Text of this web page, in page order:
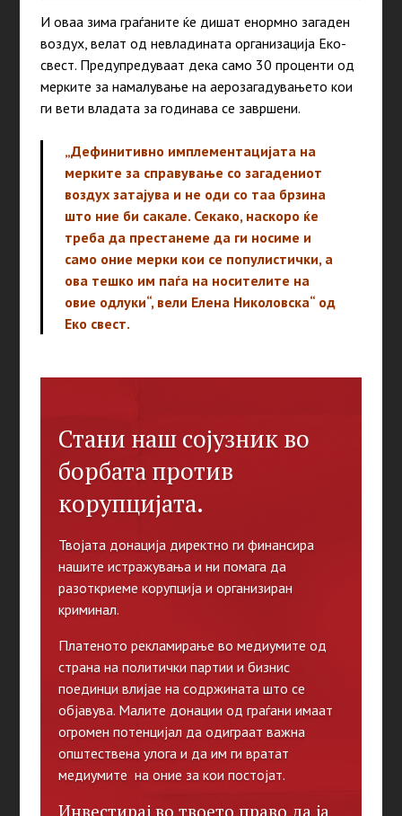
И оваа зима граѓаните ќе дишат енормно загаден
воздух, велат од невладината организација Еко-
свест. Предупредуваат дека само 30 проценти од
мерките за намалување на аерозагадувањето кои
ги вети владата за годинава се завршени.
„Дефинитивно имплементацијата на
мерките за справување со загадениот
воздух затајува и не оди со таа брзина
што ние би сакале. Секако, наскоро ќе
треба да престанеме да ги носиме и
само оние мерки кои се популистички, а
ова тешко им паѓа на носителите на
овие одлуки“, вели Елена Николовска“ од
Еко свест.
Стани наш сојузник во
борбата против
корупцијата.
Твојата донација директно ги финансира
нашите истражувања и ни помага да
разоткриеме корупција и организиран
криминал.
Платеното рекламирање во медиумите од
страна на политички партии и бизнис
поединци влијае на содржината што се
објавува. Малите донации од граѓани имаат
огромен потенцијал да одиграат важна
општествена улога и да им ги вратат
медиумите на оние за кои постојат.
Инвестирај во твоето право да ја